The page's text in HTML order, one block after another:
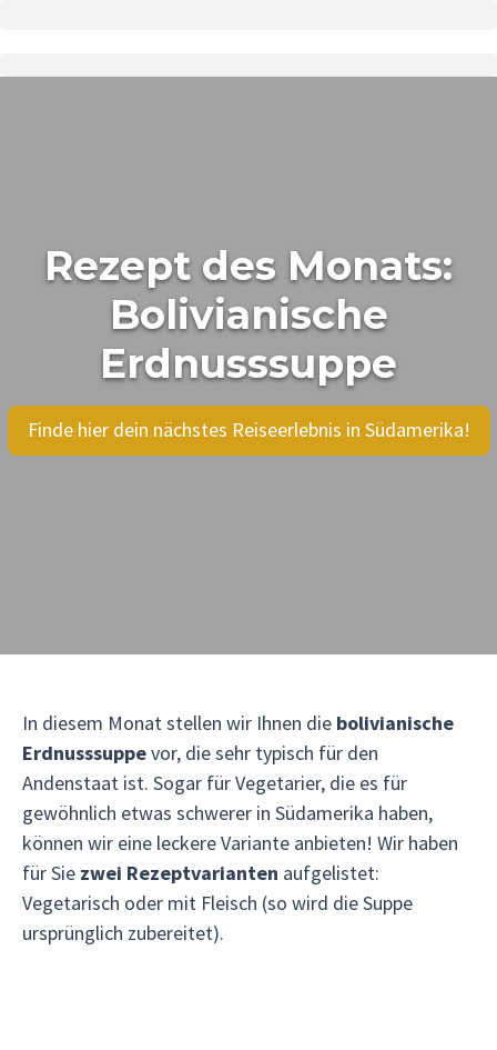
Rezept des Monats:
Bolivianische
Erdnusssuppe
Finde hier dein nächstes Reiseerlebnis in Südamerika!
In diesem Monat stellen wir Ihnen die bolivianische
Erdnusssuppevor, die sehr typisch für den
Andenstaat ist. Sogar für Vegetarier, die es für
gewöhnlich etwas schwerer in Südamerika haben,
können wir eine leckere Variante anbieten! Wir haben
für Sie zwei Rezeptvarianten aufgelistet:
Vegetarisch oder mit Fleisch (so wird die Suppe
ursprünglich zubereitet).